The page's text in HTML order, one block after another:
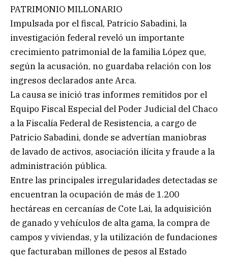
PATRIMONIO MILLONARIO
Impulsada por el fiscal, Patricio Sabadini, la
investigación federal reveló un importante
crecimiento patrimonial de la familia López que,
según la acusación, no guardaba relación con los
ingresos declarados ante Arca.
La causa se inició tras informes remitidos por el
Equipo Fiscal Especial del Poder Judicial del Chaco
a la Fiscalía Federal de Resistencia, a cargo de
Patricio Sabadini, donde se advertían maniobras
de lavado de activos, asociación ilícita y fraude a la
administración pública.
Entre las principales irregularidades detectadas se
encuentran la ocupación de más de 1.200
hectáreas en cercanías de Cote Lai, la adquisición
de ganado y vehículos de alta gama, la compra de
campos y viviendas, y la utilización de fundaciones
que facturaban millones de pesos al Estado